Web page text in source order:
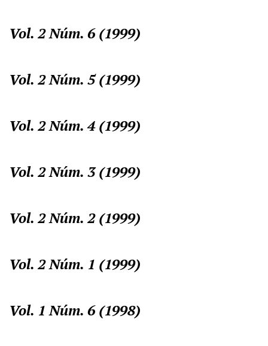
Vol. 2 Núm. 6 (1999)
Vol. 2 Núm. 5 (1999)
Vol. 2 Núm. 4 (1999)
Vol. 2 Núm. 3 (1999)
Vol. 2 Núm. 2 (1999)
Vol. 2 Núm. 1 (1999)
Vol. 1 Núm. 6 (1998)